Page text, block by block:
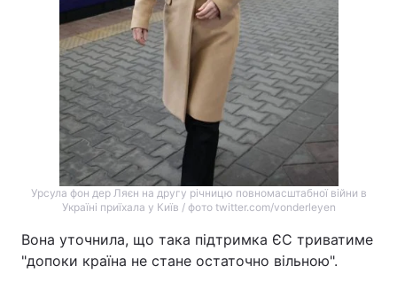
Тема оформлення
Урсула фон дер Ляєн на другу річницю повномасштабної війни в
Україні приїхала у Київ / фото twitter.com/vonderleyen
Вона уточнила, що така підтримка ЄС триватиме
"допоки країна не стане остаточно вільною".